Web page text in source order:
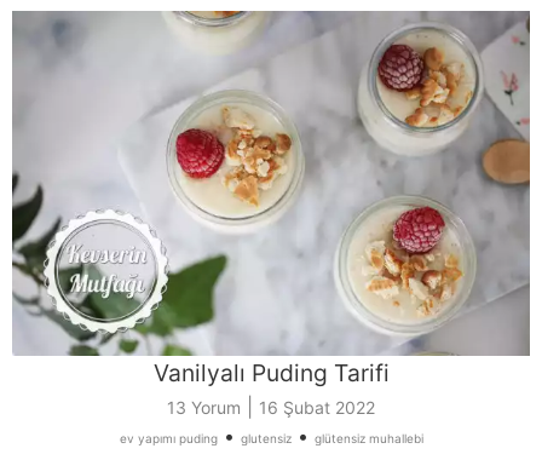
Vanilyalı Puding Tarifi
13 Yorum 16 Şubat 2022
ev yapımı puding• glutensiz• glütensiz muhallebi